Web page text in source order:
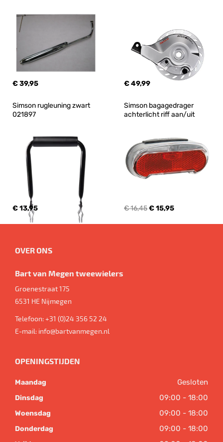
€ 39,95 € 49,99
Simson rugleuning zwart
021897
€ 13,95
Simson bagagedrager
achterlicht riff aan/uit
€ 16,45€ 15,95
OVER ONS
Bart van Megen tweewielers
Groenestraat 175
6531 HE Nijmegen
Telefoon:+31 (0)24 356 52 24
E-mail: info@bartvanmegen.nl
OPENINGSTIJDEN
Maandag Gesloten
Dinsdag 09:00 - 18:00
Woensdag 09:00 - 18:00
Donderdag 09:00 - 18:00